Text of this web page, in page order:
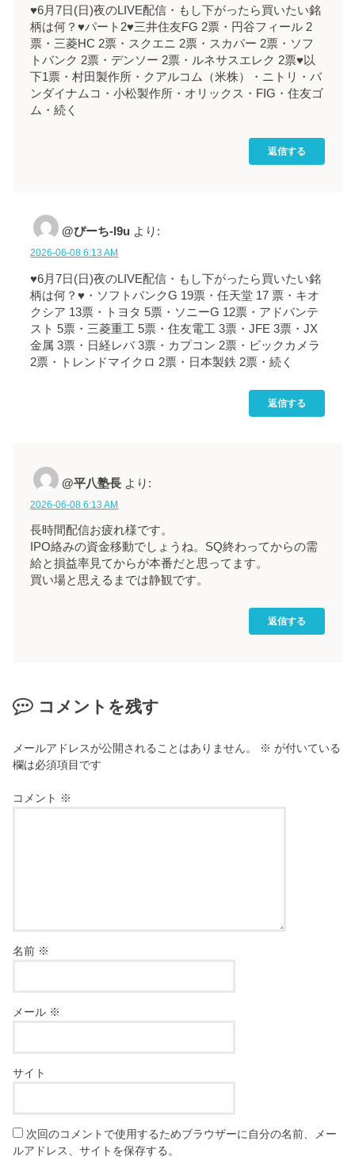
♥6月7日(日)夜のLIVE配信・もし下がったら買いたい銘
柄は何？♥パート2♥三井住友FG 2票・円谷フィール 2
票・三菱HC 2票・スクエニ 2票・スカパー 2票・ソフ
トバンク 2票・デンソー 2票・ルネサスエレク 2票♥以
下1票・村田製作所・クアルコム（米株）・ニトリ・バ
ンダイナムコ・小松製作所・オリックス・FIG・住友ゴ
ム・続く
返信する
@ぴーち-l9u より:
2026-06-08 6:13 AM
♥6月7日(日)夜のLIVE配信・もし下がったら買いたい銘
柄は何？♥・ソフトバンクG 19票・任天堂 17 票・キオ
クシア 13票・トヨタ 5票・ソニーG 12票・アドバンテ
スト 5票・三菱重工 5票・住友電工 3票・JFE 3票・JX
金属 3票・日経レバ 3票・カプコン 2票・ビックカメラ
2票・トレンドマイクロ 2票・日本製鉄 2票・続く
返信する
@平八塾長 より:
2026-06-08 6:13 AM
長時間配信お疲れ様です。
IPO絡みの資金移動でしょうね。SQ終わってからの需
給と損益率見てからが本番だと思ってます。
買い場と思えるまでは静観です。
返信する
コメントを残す
メールアドレスが公開されることはありません。 ※ が付いている
欄は必須項目です
コメント ※
名前 ※
メール ※
サイト
次回のコメントで使用するためブラウザーに自分の名前、メー
ルアドレス、サイトを保存する。